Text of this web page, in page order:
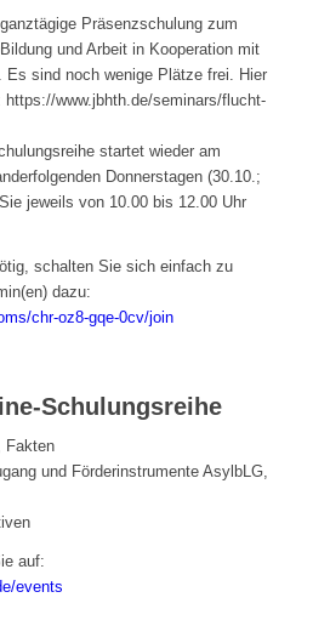
Präsenzschulung zum
und Arbeit in Kooperation mit
sind noch wenige Plätze frei. Hier
www.jbhth.de/seminars/flucht-
startet wieder am
Donnerstagen (30.10.;
jeweils von 10.00 bis 12.00 Uhr
schalten Sie sich einfach zu
dazu:
chr-oz8-gqe-0cv/join
Schulungsreihe
Fakten
und Förderinstrumente AsylbLG,
auf:
events